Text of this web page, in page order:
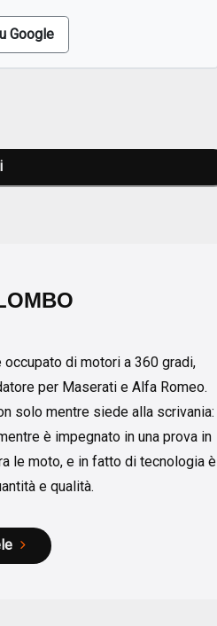
Google
occupato di motori a 360 gradi,
per Maserati e Alfa Romeo.
solo mentre siede alla scrivania:
è impegnato in una prova in
le moto, e in fatto di tecnologia è
e qualità.